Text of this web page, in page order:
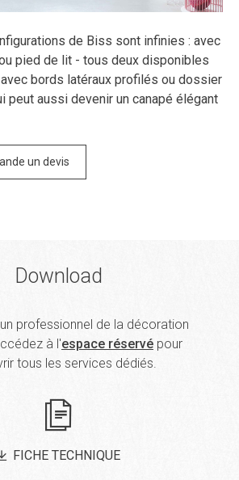
de Biss sont infinies : avec
pied de lit - tous deux disponibles
bords latéraux profilés ou dossier
peut aussi devenir un canapé élégant
un devis
Download
professionnel de la décoration
à l'espace réservé pour
tous les services dédiés.
FICHE TECHNIQUE